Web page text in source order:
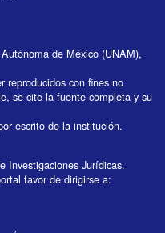
de México (UNAM),
reproducidos con fines no
se cite la fuente completa y su
escrito de la institución.
Investigaciones Jurídicas.
favor de dirigirse a: